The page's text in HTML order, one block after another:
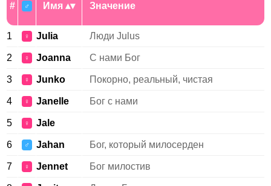
# ♂ Имя Значение
1 ♀ Julia Люди Julus
2 ♀ Joanna С нами Бог
3 ♀ Junko Покорно, реальный, чистая
4 ♀ Janelle Бог с нами
5 ♀ Jale
6 ♂ Jahan Бог, который милосерден
7 ♀ Jennet Бог милостив